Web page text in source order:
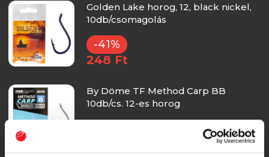
Golden Lake horog, 12, black nickel,
10db/csomagolás
-41%
248 Ft
By Döme TF Method Carp BB
10db/cs. 12-es horog